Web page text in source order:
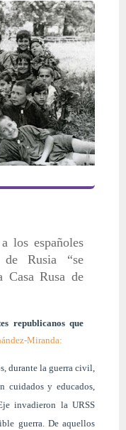
los españoles
de Rusia “se
Rusa de
republicanos que
Miranda:
durante la guerra civil,
y educados,
invadieron la URSS
guerra. De aquellos